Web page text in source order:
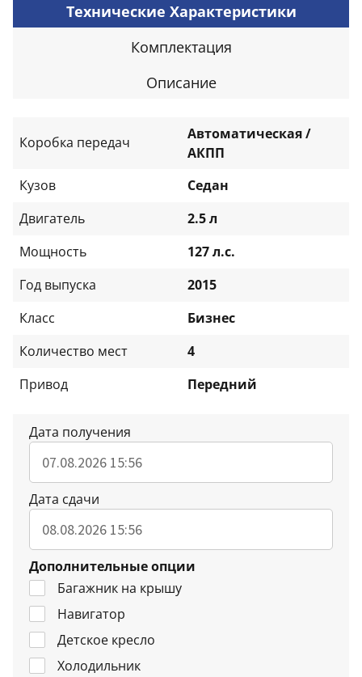
Технические Характеристики
Комплектация
Описание
Коробка передач
Автоматическая /
АКПП
Кузов
Седан
Двигатель
2.5 л
Мощность
127 л.с.
Год выпуска
2015
Класс
Бизнес
Количество мест
4
Привод
Передний
Дата получения
Дата сдачи
Дополнительные опции
Багажник на крышу
Навигатор
Детское кресло
Холодильник